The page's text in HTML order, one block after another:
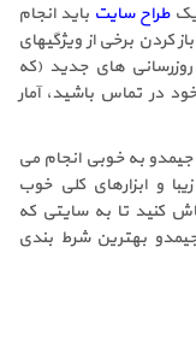
یکطراح سایت باید انجام
کردن برخی از ویژگیهای
های جدید (که
در تماس باشید، آمار
جیمدو به خوبی انجام می
و ابزارهای کلی خوب
کنید تا به سایتی که
بهترین شرط بندی